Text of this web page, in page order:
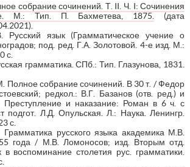
собрание сочинений. Т. II. Ч. I: Сочинения
М.: Тип. П. Бахметева, 1875.
(дата
Русский язык (Грамматическое учение о
под. ред. Г.А. Золотовой. 4-е изд. М.:
с.
грамматика. СПб.: Тип. Глазунова, 1831.
Полное собрание сочинений. В 30 т. / Федор
редкол.: В.Г. Базанов (отв. ред.) и
и наказание: Роман в 6 ч. с
подгот. Л.Д. Опульская. Л.: Наука. Ленингр.
с.
русского языка академика М.В.
года / М.В. Ломоносов; изд. Вторым отд.
воспоминание столетия рус. грамматики.